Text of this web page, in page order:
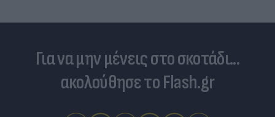
Για να μην μένεις στο σκοτάδι...
ακολούθησε το Flash.gr